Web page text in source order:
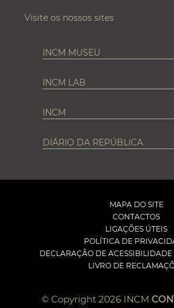
Visite os nossos sites
INCM MUSEU
INCM LAB
INCM
DIÁRIO DA REPÚBLICA
MAPA DO SITE
CONTACTOS
LIGAÇÕES ÚTEIS
POLÍTICA DE
DECLARAÇÃO DE
LIVRO DE
© Copyright 2026 INCM